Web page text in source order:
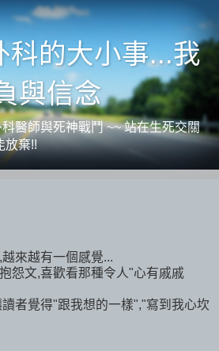
科的大小事...我
與信念
醫師與死神戰鬥 ~~ 站在生死交關
放棄!!
來越有一個感覺...
怨文,喜歡看那種令人"心有戚戚
者覺得"跟我想的一樣","寫到我心坎